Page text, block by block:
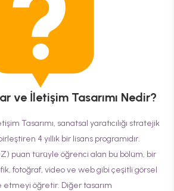
ve İletişim Tasarımı Nedir?
Tasarımı, sanatsal yaratıcılığı stratejik
4 yıllık bir lisans programıdır.
puan türüyle öğrenci alan bu bölüm, bir
fotoğraf, video ve web gibi çeşitli görsel
etmeyi öğretir. Diğer tasarım